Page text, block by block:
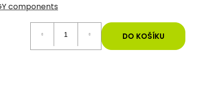
components
DO KOŠÍKU